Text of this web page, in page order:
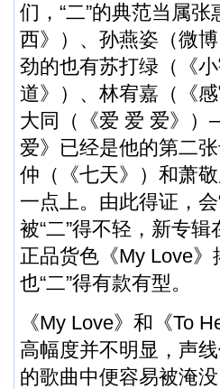
们，“二”的典范当属
西》）、孙燕姿（微博
劲的也有苏打绿（《
道》）、林宥嘉（《
大同（《爱 爱 爱》
爱》已经是他的第二
仲（《七天》）和萧
一点上。由此得证，
被“二”得不轻，新专
正品货色《My Love
也“二”得有款有型。
《My Love》和《To
高幅度并不明显，声
的歌曲中便容易被淹